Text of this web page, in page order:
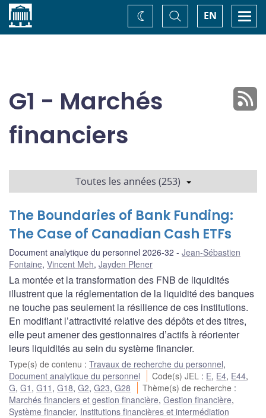
Accueil EN
Basculer
la
recherche
Changez
de
G1 - Marchés
financiers
Toutes les années (253)
The Boundaries of Bank Funding:
The Case of Canadian Cash ETFs
Document analytique du personnel 2026-32
Jean-Sébastien
Fontaine, Vincent Meh, Jayden Plener
La montée et la transformation des FNB de liquidités
illustrent que la réglementation de la liquidité des banques
ne touche pas seulement la résilience de ces institutions.
En modifiant l’attractivité relative des dépôts et des titres,
elle peut amener des gestionnaires d’actifs à réorienter
leurs liquidités au sein du système financier.
Type(s) de contenu : Travaux de recherche du personnel,
Document analytique du personnel
Code(s) JEL : E, E4, E44,
G, G1 , G11 , G18, G2, G23, G28 Thème(s) de recherche :
Marchés financiers et gestion financière, Gestion financière,
Système financier, Institutions financières et intermédiation